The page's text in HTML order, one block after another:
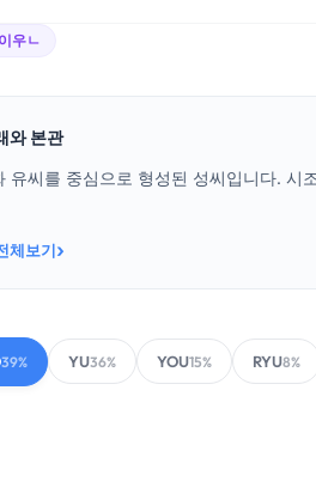
우ㄴ
와 본관
유씨를 중심으로 형성된 성씨입니다. 시
체보기›
39% YU36% YOU15% RYU8%